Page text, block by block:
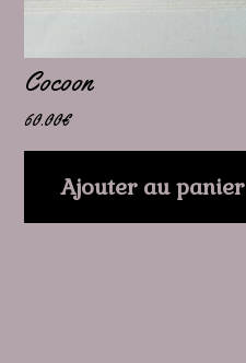
Cocoon
60.00€
Ajouter au panier